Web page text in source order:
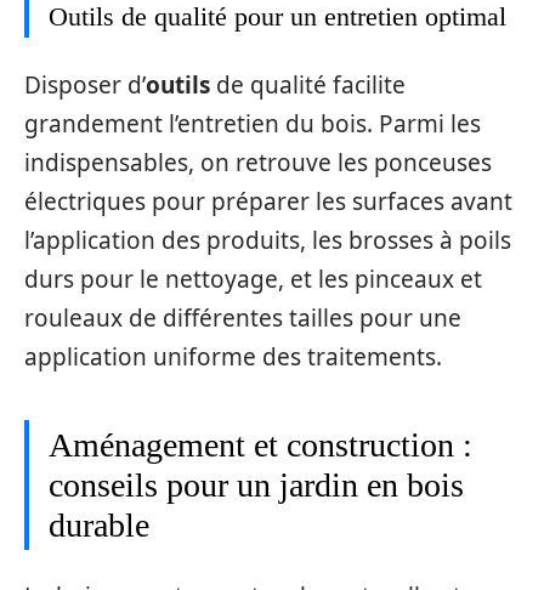
Outils de qualité pour un entretien optimal
Disposer d’outils de qualité facilite
grandement l’entretien du bois. Parmi les
indispensables, on retrouve les ponceuses
électriques pour préparer les surfaces avant
l’application des produits, les brosses à poils
durs pour le nettoyage, et les pinceaux et
rouleaux de différentes tailles pour une
application uniforme des traitements.
Aménagement et construction :
conseils pour un jardin en bois
durable